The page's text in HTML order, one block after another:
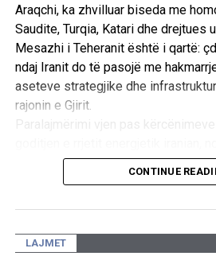
Araqchi, ka zhvilluar biseda me
Saudite, Turqia, Katari dhe drejtues
Mesazhi i Teheranit është i qartë:
ndaj Iranit do të pasojë me
aseteve strategjike dhe
rajonin e Gjirit.
ta përdorë rrezikun e një tronditjeje
globale si mjet trysnie për të
CONTINUE
LAJMET